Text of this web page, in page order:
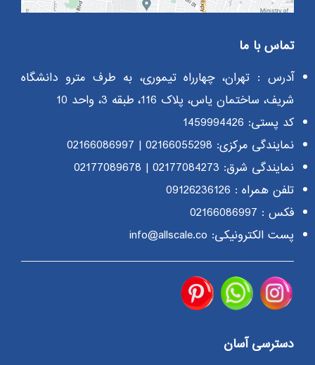
تماس با ما
آدرس : تهران، چهارراه تیموری، به طرف مترو دانشگاه
شریف، ساختمان یاس، پلاک 116، طبقه 3، واحد 10
کد پستی: 1459994426
نمایندگی مرکزی: 02166055298
|
02166086997
نمایندگی شرق: 02177084273
|
02177089678
تلفن همراه : 09126236126
فکس : 02166086997
پست الکترونیکی: info@allscale.co
دسترسی آسان